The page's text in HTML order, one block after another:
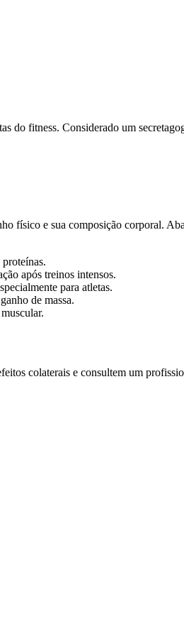
do fitness. Considerado um
físico e sua composição corporal.
após treinos intensos.
para atletas.
de massa.
colaterais e consultem um